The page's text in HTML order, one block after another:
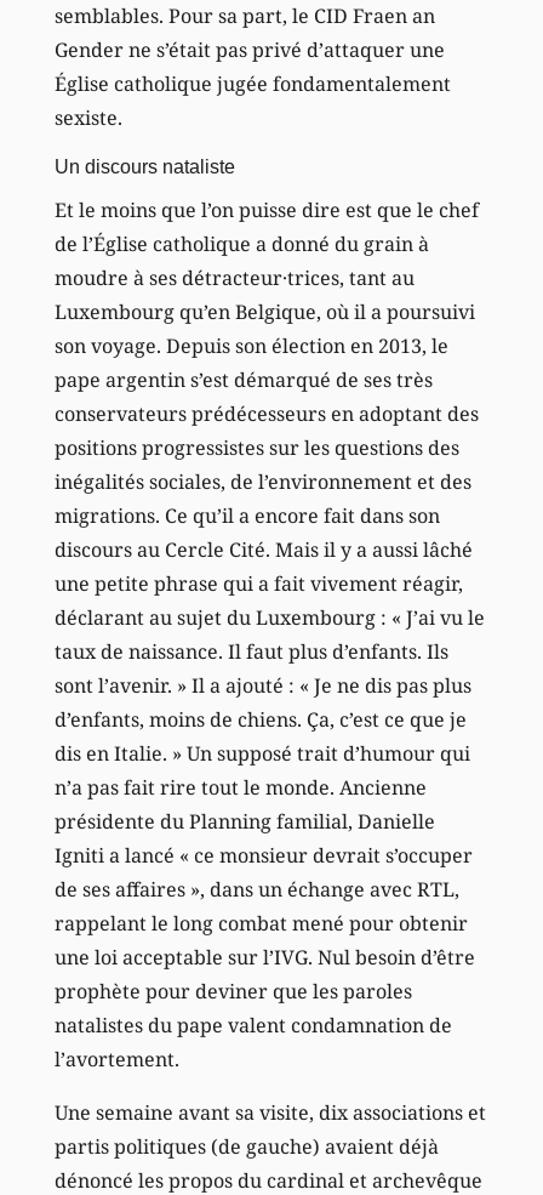
semblables. Pour sa part, le CID Fraen an
Gender ne s’était pas privé d’attaquer une
Église catholique jugée fondamentalement
sexiste.
Un discours nataliste
Et le moins que l’on puisse dire est que le chef
de l’Église catholique a donné du grain à
moudre à ses détracteur·trices, tant au
Luxembourg qu’en Belgique, où il a poursuivi
son voyage. Depuis son élection en 2013, le
pape argentin s’est démarqué de ses très
conservateurs prédécesseurs en adoptant des
positions progressistes sur les questions des
inégalités sociales, de l’environnement et des
migrations. Ce qu’il a encore fait dans son
discours au Cercle Cité. Mais il y a aussi lâché
une petite phrase qui a fait vivement réagir,
déclarant au sujet du Luxembourg : « J’ai vu le
taux de naissance. Il faut plus d’enfants. Ils
sont l’avenir. » Il a ajouté : « Je ne dis pas plus
d’enfants, moins de chiens. Ça, c’est ce que je
dis en Italie. » Un supposé trait d’humour qui
n’a pas fait rire tout le monde. Ancienne
présidente du Planning familial, Danielle
Igniti a lancé « ce monsieur devrait s’occuper
de ses affaires », dans un échange avec RTL,
rappelant le long combat mené pour obtenir
une loi acceptable sur l’IVG. Nul besoin d’être
prophète pour deviner que les paroles
natalistes du pape valent condamnation de
l’avortement.
Une semaine avant sa visite, dix associations et
partis politiques (de gauche) avaient déjà
dénoncé les propos du cardinal et archevêque